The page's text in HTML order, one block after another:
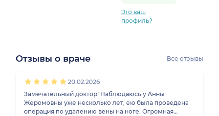
Это ваш
профиль?
Отзывы о враче Все отзывы
20.02.2026
Замечательный доктор! Наблюдаюсь у Анны
Жеромовны уже несколько лет, ею была проведена
операция по удалению вены на ноге. Огромная